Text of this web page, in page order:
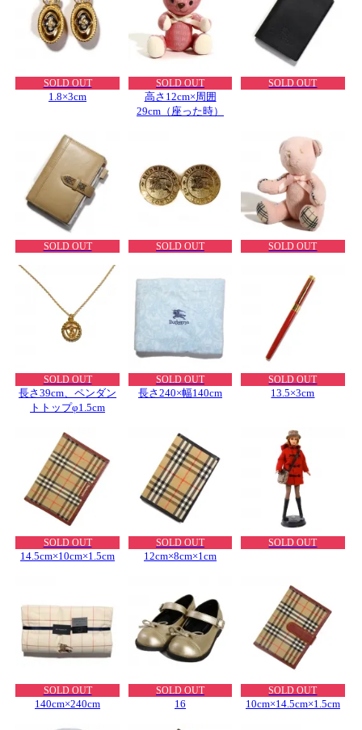
SOLD OUT
1.8×3cm
SOLD OUT
高さ12cm×周囲
29cm（座った時）
SOLD OUT
SOLD OUT SOLD OUT SOLD OUT
SOLD OUT
長さ39cm、ペンダン
トトップφ1.5cm
SOLD OUT
長さ240×幅140cm
SOLD OUT
13.5×3cm
SOLD OUT
14.5cm×10cm×1.5cm
SOLD OUT
12cm×8cm×1cm
SOLD OUT
SOLD OUT
140cm×240cm
SOLD OUT
16
SOLD OUT
10cm×14.5cm×1.5cm